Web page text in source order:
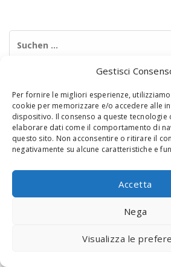
Gestisci
Per fornire le migliori esperienze,
cookie per memorizzare e/o accedere alle
dispositivo. Il consenso a queste tecnologie
elaborare dati come il comportamento di
questo sito. Non acconsentire o ritirare il
negativamente su alcune caratteristiche e
Accetta
Nega
Visualizza le
© 2020 Digital Touch Menu. Menu